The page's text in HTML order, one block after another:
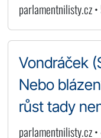
parlamentnilisty.cz
Vondráček
Nebo
růst tady
parlamentnilisty.cz